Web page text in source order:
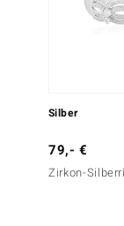
Silber
79,- €
Zirkon-